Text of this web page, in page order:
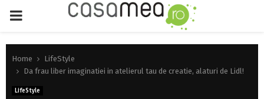
PRIMARY
MENU
Home
LifeStyle
Da frau liber imaginatiei in atelierul tau de creatie, alaturi de Lidl!
LifeStyle